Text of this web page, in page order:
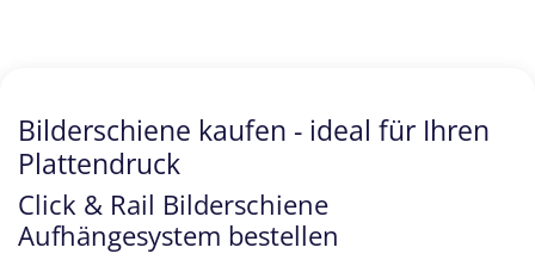
Bilderschiene kaufen - ideal für Ihren
Plattendruck
Click & Rail Bilderschiene
Aufhängesystem bestellen